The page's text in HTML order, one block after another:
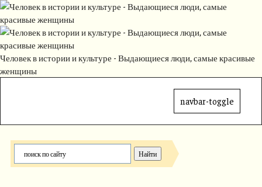
Человек в истории и культуре - Выдающиеся люди, самые красивые
женщины
navbar-toggle